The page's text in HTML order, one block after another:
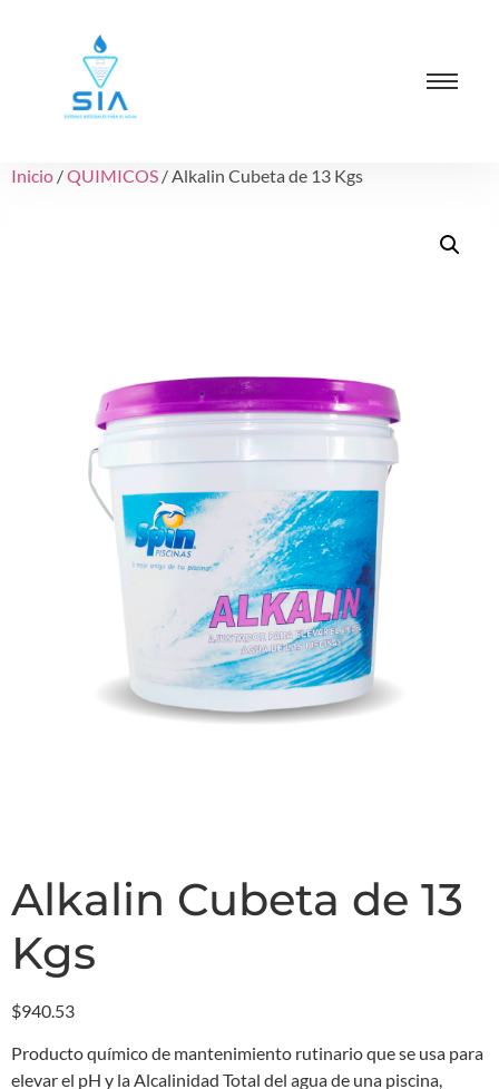
Inicio /QUIMICOS / Alkalin Cubeta de 13 Kgs
Alkalin Cubeta de 13
Kgs
$940.53
Producto químico de mantenimiento rutinario que se usa para
elevar el pH y la Alcalinidad Total del agua de una piscina,